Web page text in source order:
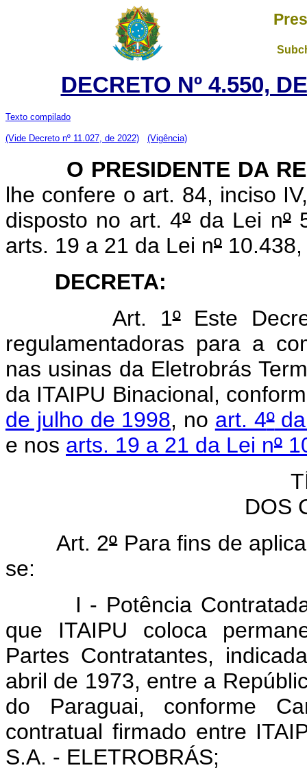
DECRETO Nº 4.550,
Texto compilado
(Vide Decreto nº 11.027, de 2022) (Vigência)
O PRESIDENTE DA
lhe confere o art. 84, inciso
disposto no art. 4ºda Lei nº
arts. 19 a 21 da Lei nº
DECRETA:
Art. 1ºEste
regulamentadoras para a
nas usinas da Eletrobrás
da ITAIPU Binacional,
de julho de 1998, no art. 4ºda
e nos arts. 19 a 21 da Lei nº
DOS
Art. 2ºPara fins de
se:
I - Potência Contratada
que ITAIPU coloca
Partes Contratantes,
abril de 1973, entre a
do Paraguai, conforme
contratual firmado entre
S.A. - ELETROBRÁS;